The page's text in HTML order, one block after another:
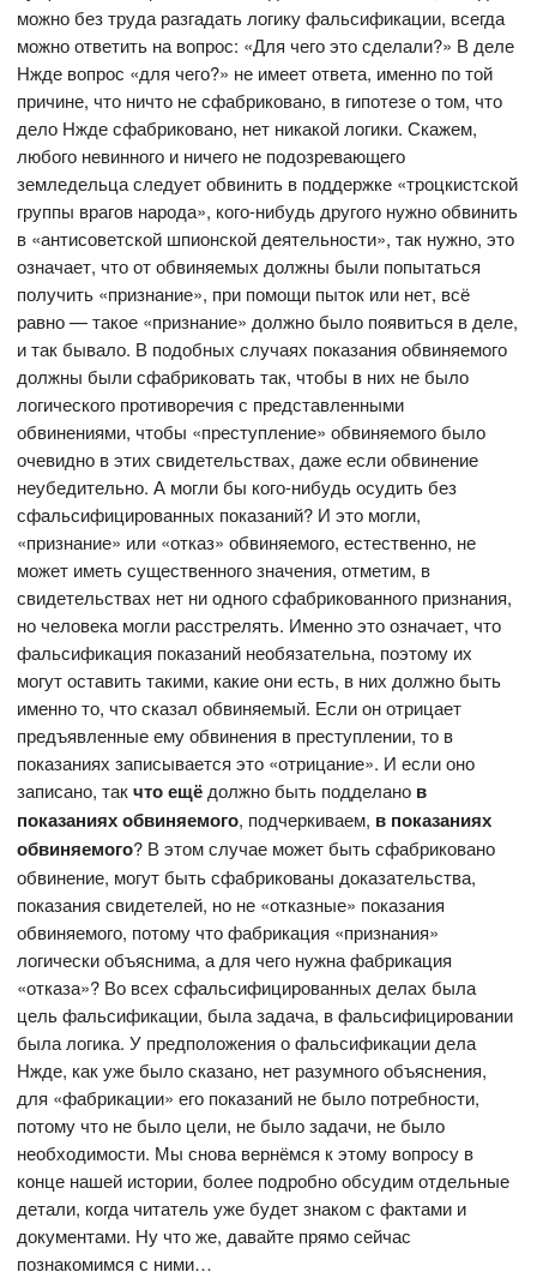
можно без труда разгадать логику фальсификации, всегда
можно ответить на вопрос: «Для чего это сделали?» В деле
Нжде вопрос «для чего?» не имеет ответа, именно по той
причине, что ничто не сфабриковано, в гипотезе о том, что
дело Нжде сфабриковано, нет никакой логики. Скажем,
любого невинного и ничего не подозревающего
земледельца следует обвинить в поддержке «троцкистской
группы врагов народа», кого-нибудь другого нужно обвинить
в «антисоветской шпионской деятельности», так нужно, это
означает, что от обвиняемых должны были попытаться
получить «признание», при помощи пыток или нет, всё
равно — такое «признание» должно было появиться в деле,
и так бывало. В подобных случаях показания обвиняемого
должны были сфабриковать так, чтобы в них не было
логического противоречия с представленными
обвинениями, чтобы «преступление» обвиняемого было
очевидно в этих свидетельствах, даже если обвинение
неубедительно. А могли бы кого-нибудь осудить без
сфальсифицированных показаний? И это могли,
«признание» или «отказ» обвиняемого, естественно, не
может иметь существенного значения, отметим, в
свидетельствах нет ни одного сфабрикованного признания,
но человека могли расстрелять. Именно это означает, что
фальсификация показаний необязательна, поэтому их
могут оставить такими, какие они есть, в них должно быть
именно то, что сказал обвиняемый. Если он отрицает
предъявленные ему обвинения в преступлении, то в
показаниях записывается это «отрицание». И если оно
записано, такчто ещё должно быть подделано в
показаниях обвиняемого, подчеркиваем, в показаниях
обвиняемого? В этом случае может быть сфабриковано
обвинение, могут быть сфабрикованы доказательства,
показания свидетелей, но не «отказные» показания
обвиняемого, потому что фабрикация «признания»
логически объяснима, а для чего нужна фабрикация
«отказа»? Во всех сфальсифицированных делах была
цель фальсификации, была задача, в фальсифицировании
была логика. У предположения о фальсификации дела
Нжде, как уже было сказано, нет разумного объяснения,
для «фабрикации» его показаний не было потребности,
потому что не было цели, не было задачи, не было
необходимости. Мы снова вернёмся к этому вопросу в
конце нашей истории, более подробно обсудим отдельные
детали, когда читатель уже будет знаком с фактами и
документами. Ну что же, давайте прямо сейчас
познакомимся с ними…